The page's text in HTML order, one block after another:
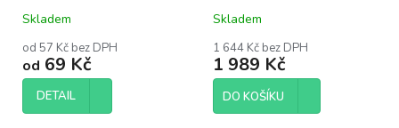
Skladem
od 57 Kč bez DPH
od 69 Kč
DETAIL
Skladem
1 644 Kč bez DPH
1 989 Kč
DO KOŠÍKU